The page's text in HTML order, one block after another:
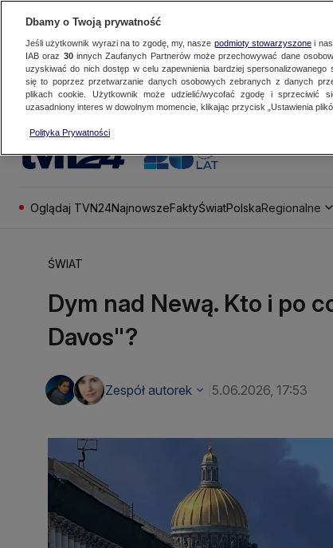
Oglądaj TVN24NajnowszeFaktyŚwiatPolskaRegionalne
ŚWIAT
Dym nad Newą. Kto i po
Davos"?
Zespół autorek 5.06.2026, 17:53
Dbamy o Twoją prywatność
Jeśli użytkownik wyrazi na to zgodę, my, nasze podmioty stowarzyszonei
IAB oraz 30innych Zaufanych Partnerów może przechowywać dane
uzyskiwać do nich dostęp w celu zapewnienia bardziej spersonalizowanego
się to poprzez przetwarzanie danych osobowych zebranych z danych
plikach cookie. Użytkownik może udzielić/wycofać zgodę i sprzeciwić
uzasadniony interes w dowolnym momencie, klikając przycisk „Ustawienia
Polityka Prywatności